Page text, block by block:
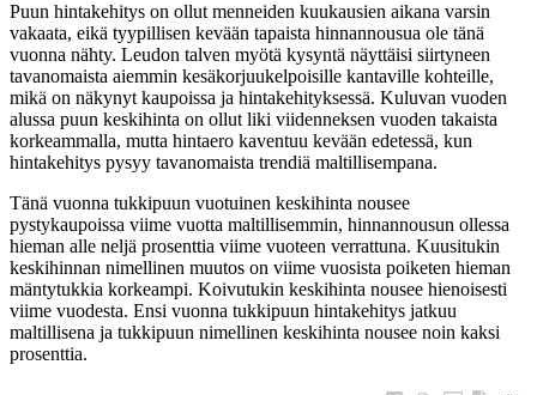
Puun hintakehitys on ollut menneiden kuukausien aikana varsin
vakaata, eikä tyypillisen kevään tapaista hinnannousua ole tänä
vuonna nähty. Leudon talven myötä kysyntä näyttäisi siirtyneen
tavanomaista aiemmin kesäkorjuukelpoisille kantaville kohteille,
mikä on näkynyt kaupoissa ja hintakehityksessä. Kuluvan vuoden
alussa puun keskihinta on ollut liki viidenneksen vuoden takaista
korkeammalla, mutta hintaero kaventuu kevään edetessä, kun
hintakehitys pysyy tavanomaista trendiä maltillisempana.
Tänä vuonna tukkipuun vuotuinen keskihinta nousee
pystykaupoissa viime vuotta maltillisemmin, hinnannousun ollessa
hieman alle neljä prosenttia viime vuoteen verrattuna. Kuusitukin
keskihinnan nimellinen muutos on viime vuosista poiketen hieman
mäntytukkia korkeampi. Koivutukin keskihinta nousee hienoisesti
viime vuodesta. Ensi vuonna tukkipuun hintakehitys jatkuu
maltillisena ja tukkipuun nimellinen keskihinta nousee noin kaksi
prosenttia.